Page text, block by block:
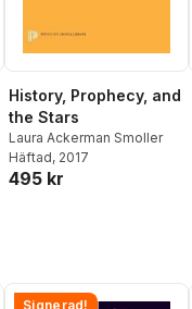
History, Prophecy, and
the Stars
Laura Ackerman Smoller
Häftad, 2017
495 kr
Signerad!